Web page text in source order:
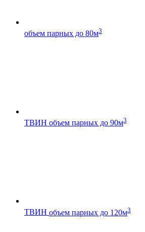
объем парных до 80м3
ТВИН объем парных до 90м3
ТВИН объем парных до 120м3